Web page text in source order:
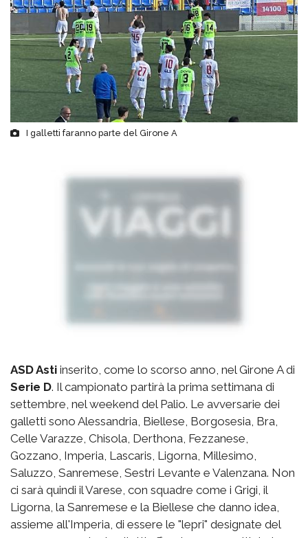
I galletti faranno parte del Girone A
ASD Asti inserito, come lo scorso anno, nel Girone A di
Serie D. Il campionato partirà la prima settimana di
settembre, nel weekend del Palio. Le avversarie dei
galletti sono Alessandria, Biellese, Borgosesia, Bra,
Celle Varazze, Chisola, Derthona, Fezzanese,
Gozzano, Imperia, Lascaris, Ligorna, Millesimo,
Saluzzo, Sanremese, Sestri Levante e Valenzana. Non
ci sarà quindi il Varese, con squadre come i Grigi, il
Ligorna, la Sanremese e la Biellese che danno idea,
assieme all'Imperia, di essere le "lepri" designate del